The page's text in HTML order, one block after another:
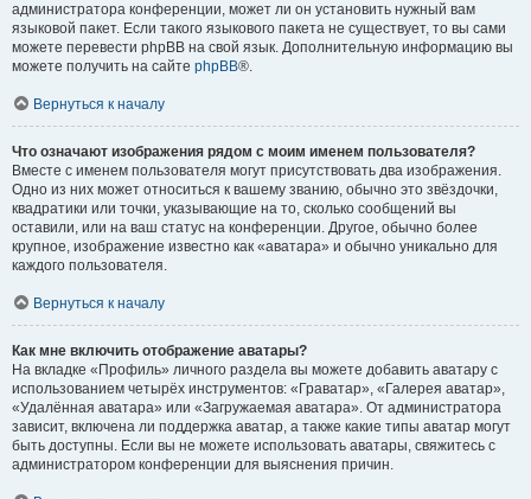
администратора конференции, может ли он установить нужный вам
языковой пакет. Если такого языкового пакета не существует, то вы сами
можете перевести phpBB на свой язык. Дополнительную информацию вы
можете получить на сайте phpBB®.
Вернуться к началу
Что означают изображения рядом с моим именем пользователя?
Вместе с именем пользователя могут присутствовать два изображения.
Одно из них может относиться к вашему званию, обычно это звёздочки,
квадратики или точки, указывающие на то, сколько сообщений вы
оставили, или на ваш статус на конференции. Другое, обычно более
крупное, изображение известно как «аватара» и обычно уникально для
каждого пользователя.
Вернуться к началу
Как мне включить отображение аватары?
На вкладке «Профиль» личного раздела вы можете добавить аватару с
использованием четырёх инструментов: «Граватар», «Галерея аватар»,
«Удалённая аватара» или «Загружаемая аватара». От администратора
зависит, включена ли поддержка аватар, а также какие типы аватар могут
быть доступны. Если вы не можете использовать аватары, свяжитесь с
администратором конференции для выяснения причин.